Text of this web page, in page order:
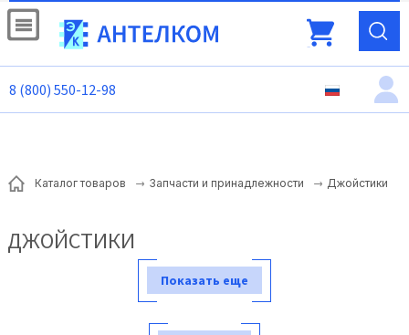
8 (800) 550-12-98
Каталог товаров Запчасти и принадлежности Джойстики
ДЖОЙСТИКИ
Показать еще